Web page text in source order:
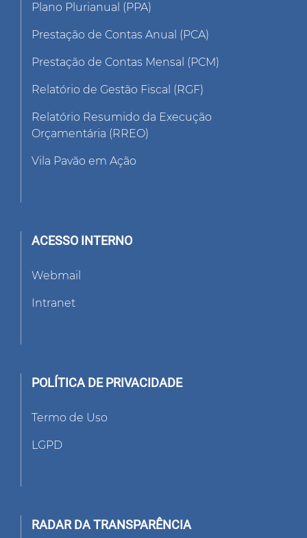
Plano Plurianual (PPA)
Prestação de Contas Anual (PCA)
Prestação de Contas Mensal (PCM)
Relatório de Gestão Fiscal (RGF)
Relatório Resumido da Execução
Orçamentária (RREO)
Vila Pavão em Ação
ACESSO INTERNO
Webmail
Intranet
POLÍTICA DE PRIVACIDADE
Termo de Uso
LGPD
RADAR DA TRANSPARÊNCIA